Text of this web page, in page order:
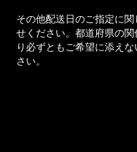
その他配送日のご指定に
せください。都道府県の
り必ずともご希望に添え
さい。